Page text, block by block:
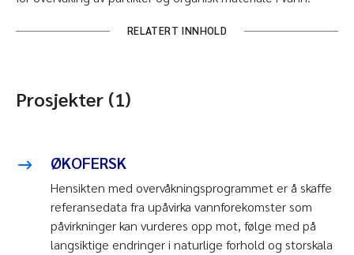
RELATERT INNHOLD
Prosjekter (1)
ØKOFERSK
Hensikten med overvåkningsprogrammet er å skaffe
referansedata fra upåvirka vannforekomster som
påvirkninger kan vurderes opp mot, følge med på
langsiktige endringer i naturlige forhold og storskala